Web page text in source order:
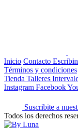
Inicio Contacto
Términos y condiciones
Tienda Talleres
Instagram Facebook
Suscribite a
Todos los derechos